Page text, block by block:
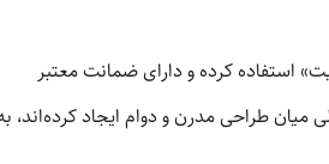
استفاده کرده و دارای ضمانت معتبر
میان طراحی مدرن و دوام ایجاد کرده‌اند،